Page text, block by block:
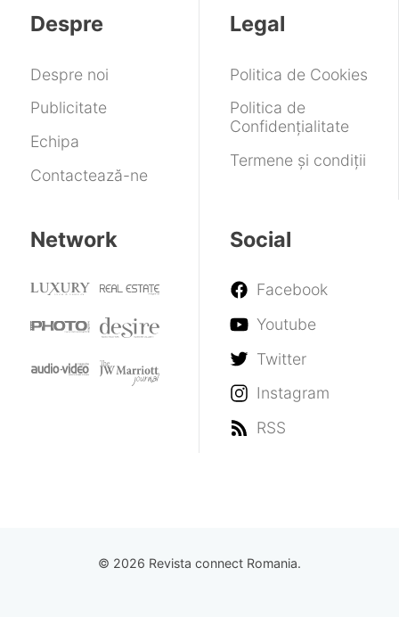
Despre
Despre noi
Publicitate
Echipa
Contactează-ne
Legal
Politica de Cookies
Politica de
Confidențialitate
Termene și condiții
Network Social
Facebook
Youtube
Twitter
Instagram
RSS
© 2026 Revista connect Romania.